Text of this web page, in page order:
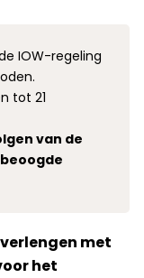
IOW-regeling
tot 21
van de
met
het